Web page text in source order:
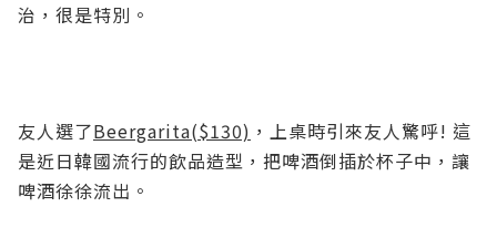
治，很是特別。
友人選了Beergarita($130) ，上桌時引來友人驚呼! 這
是近日韓國流行的飲品造型，把啤酒倒插於杯子中，讓
啤酒徐徐流出。